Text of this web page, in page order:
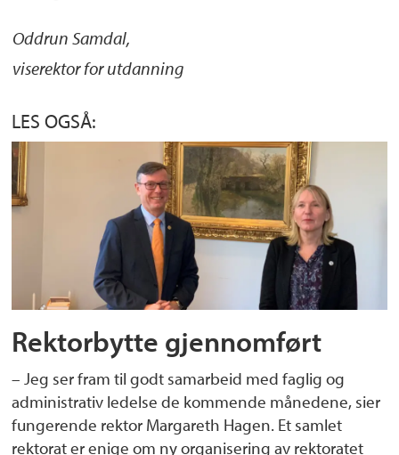
Oddrun Samdal,
viserektor for utdanning
LES OGSÅ:
Rektorbytte gjennomført
– Jeg ser fram til godt samarbeid med faglig og
administrativ ledelse de kommende månedene, sier
fungerende rektor Margareth Hagen. Et samlet
rektorat er enige om ny organisering av rektoratet